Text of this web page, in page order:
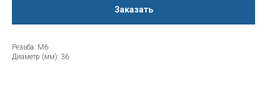
Заказать
Резьба: М6
Диаметр (мм): 36